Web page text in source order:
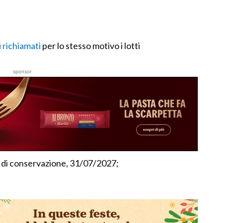
richiamati per lo stesso motivo i lotti
sponsor
conservazione, 31/07/2027;